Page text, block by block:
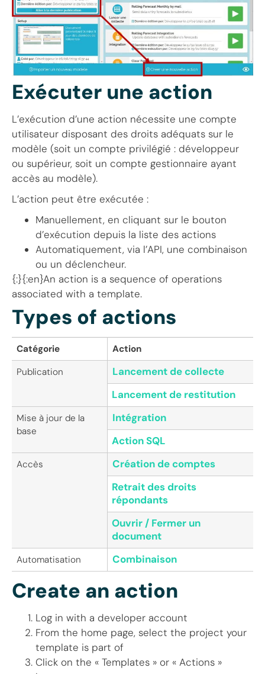
Exécuter une action
L’exécution d’une action nécessite une compte
utilisateur disposant des droits adéquats sur le
modèle (soit un compte privilégié : développeur
ou supérieur, soit un compte gestionnaire ayant
accès au modèle).
L’action peut être exécutée :
Manuellement, en cliquant sur le bouton
d’exécution depuis la liste des actions
Automatiquement, via l’API, une combinaison
ou un déclencheur.
{:}{:en}An action is a sequence of operations
associated with a template.
Types of actions
Catégorie
Action
Publication
Lancement de collecte
Lancement de restitution
Mise à jour de la
base
Intégration
Action SQL
Accès
Création de comptes
Retrait des droits
répondants
Ouvrir / Fermer un
document
Automatisation Combinaison
Create an action
Log in with a developer account
From the home page, select the project your
template is part of
Click on the « Templates » or « Actions »